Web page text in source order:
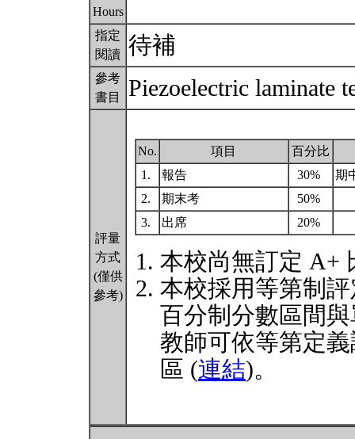
Hours
指定
閱讀 待補
參考
書目
Piezoelectric laminate
評量
方式
(僅供
參考)
No. 項目
百分比
1.
報告 30%
期
2.
期末考
50%
3.
出席 20%
本校尚無訂定 A+
本校採用等第制
百分制分數區間
教師可依等第定
區 (連結)。